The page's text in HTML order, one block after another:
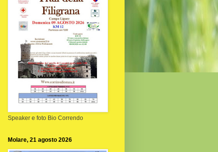
Speaker e foto Bio Correndo
Molare, 21 agosto 2026